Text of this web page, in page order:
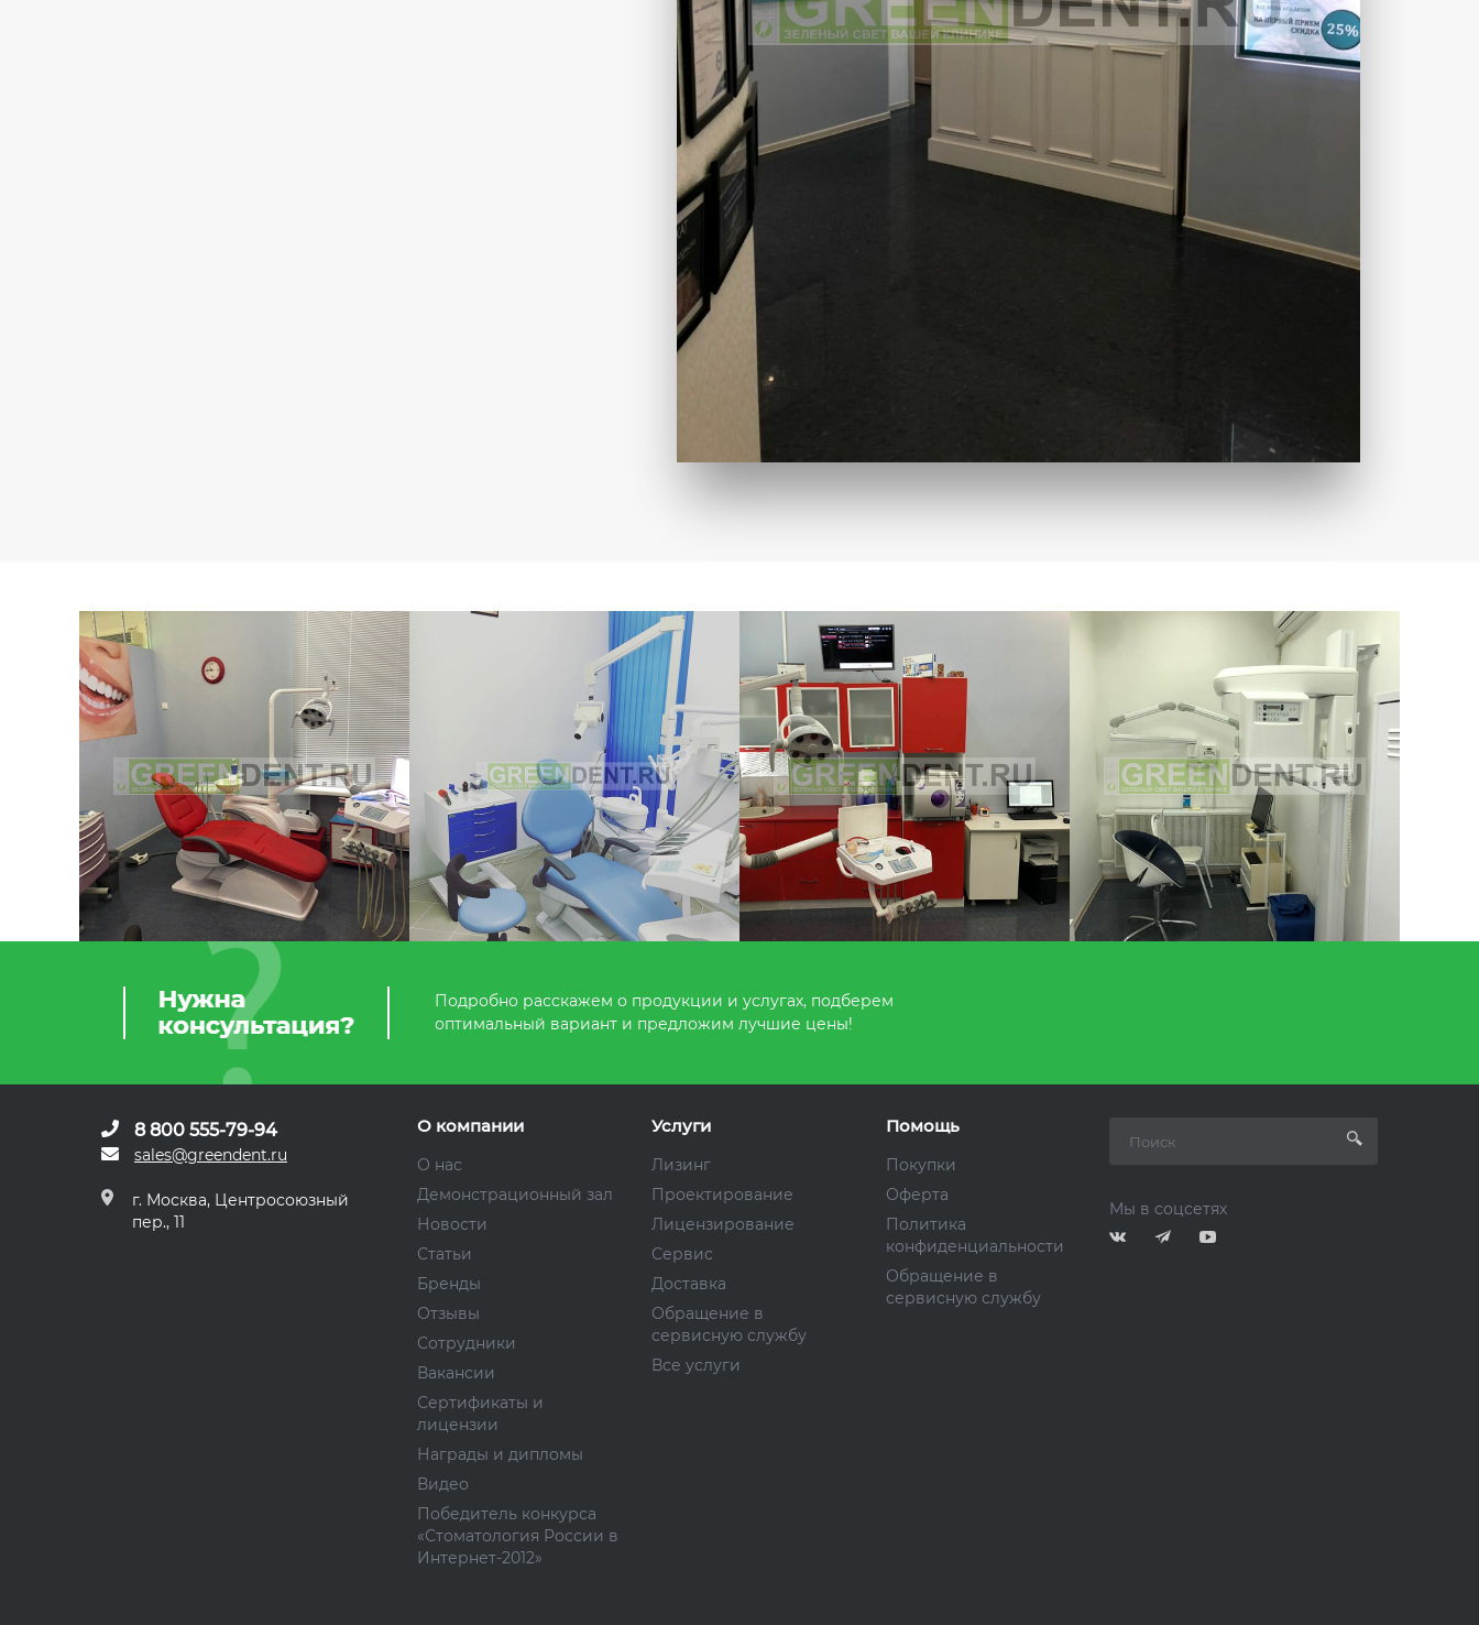
Подробно расскажем о продукции и услугах, подберем
оптимальный вариант и предложим лучшие цены!
8 800 555-79-94
sales@greendent.ru
г. Москва, Центросоюзный
пер., 11
О компании
О нас
Демонстрационный зал
Новости
Статьи
Бренды
Отзывы
Сотрудники
Вакансии
Сертификаты и
лицензии
Награды и дипломы
Видео
Победитель конкурса
«Стоматология России в
Интернет-2012»
Услуги
Лизинг
Проектирование
Лицензирование
Сервис
Доставка
Обращение в
сервисную службу
Все услуги
Помощь
Покупки
Оферта
Политика
конфиденциальности
Обращение в
сервисную службу
Мы в соцсетях